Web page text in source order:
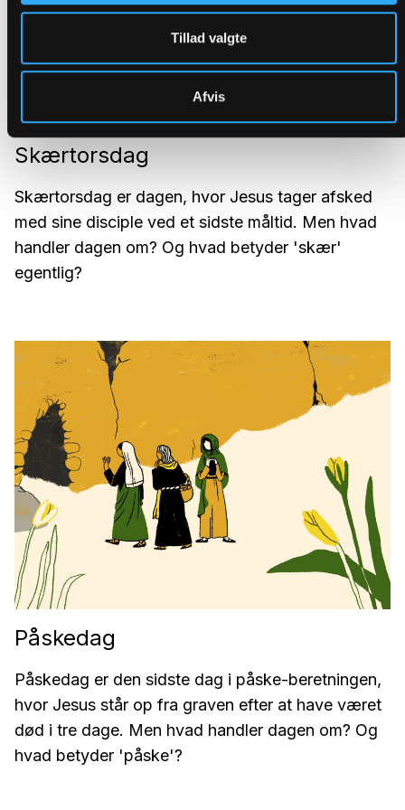
Tillad valgte
Afvis
Skærtorsdag
Skærtorsdag er dagen, hvor Jesus tager afsked
med sine disciple ved et sidste måltid. Men hvad
handler dagen om? Og hvad betyder 'skær'
egentlig?
Påskedag
Påskedag er den sidste dag i påske-beretningen,
hvor Jesus står op fra graven efter at have været
død i tre dage. Men hvad handler dagen om? Og
hvad betyder 'påske'?